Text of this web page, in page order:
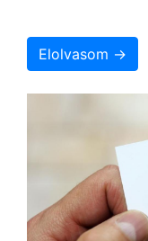
Elolvasom →